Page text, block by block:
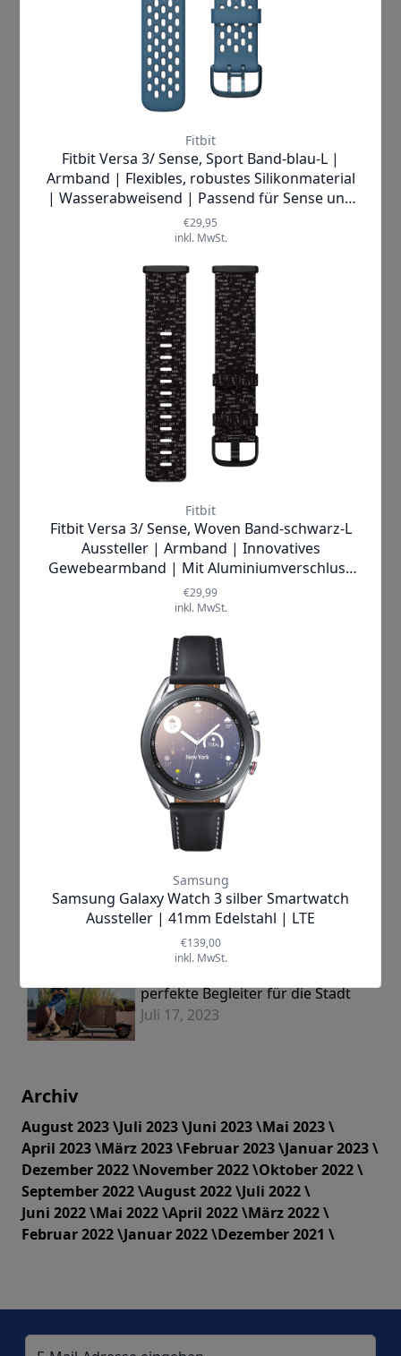
Smartwatch Ratgeber
Smartwatch Vergleich
Handys
Handy Vergleich
Kopfhörer Ratgeber
Kopfhörer Vergleich
Gaming
hält: Das Erfolgsgeheimnis von Le
Creuset
August 28, 2023
Warum der Xiaomi Mi Smart
Standing Fan 2 Lite diesen Sommer
ein Muss für Dein Zuhause ist
August 15, 2023
Dualsense Edge Controller: Bereit
für das ultimative Gaming-
Erlebnis?
Schneller, Höher, Weiter: Wie der
Ultra One Motorized Blaster das
Spiel verändert
Juli 31, 2023
perfekte Begleiter für die Stadt
Juli 17, 2023
Archiv
August 2023 \Juli 2023 \Juni 2023 \Mai 2023 \
April 2023 \März 2023 \Februar 2023 \Januar 2023 \
Dezember 2022 \November 2022 \Oktober 2022 \
September 2022 \August 2022 \Juli 2022 \
Juni 2022 \Mai 2022 \April 2022 \März 2022 \
Februar 2022 \Januar 2022 \Dezember 2021 \
E-Mail-Adresse